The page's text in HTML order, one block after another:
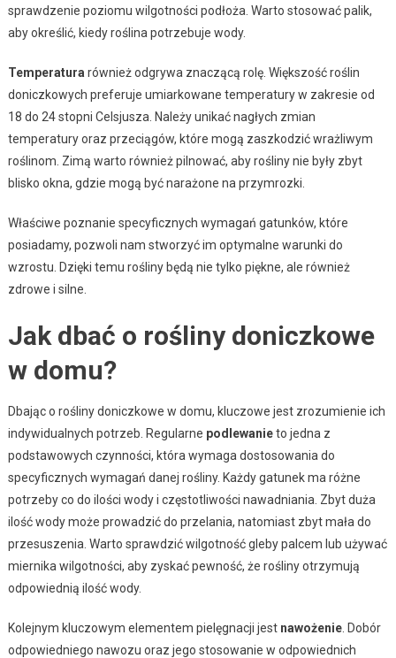
sprawdzenie poziomu wilgotności podłoża. Warto stosować palik,
aby określić, kiedy roślina potrzebuje wody.
Temperatura również odgrywa znaczącą rolę. Większość roślin
doniczkowych preferuje umiarkowane temperatury w zakresie od
18 do 24 stopni Celsjusza. Należy unikać nagłych zmian
temperatury oraz przeciągów, które mogą zaszkodzić wrażliwym
roślinom. Zimą warto również pilnować, aby rośliny nie były zbyt
blisko okna, gdzie mogą być narażone na przymrozki.
Właściwe poznanie specyficznych wymagań gatunków, które
posiadamy, pozwoli nam stworzyć im optymalne warunki do
wzrostu. Dzięki temu rośliny będą nie tylko piękne, ale również
zdrowe i silne.
Jak dbać o rośliny doniczkowe
w domu?
Dbając o rośliny doniczkowe w domu, kluczowe jest zrozumienie ich
indywidualnych potrzeb. Regularne podlewanieto jedna z
podstawowych czynności, która wymaga dostosowania do
specyficznych wymagań danej rośliny. Każdy gatunek ma różne
potrzeby co do ilości wody i częstotliwości nawadniania. Zbyt duża
ilość wody może prowadzić do przelania, natomiast zbyt mała do
przesuszenia. Warto sprawdzić wilgotność gleby palcem lub używać
miernika wilgotności, aby zyskać pewność, że rośliny otrzymują
odpowiednią ilość wody.
Kolejnym kluczowym elementem pielęgnacji jest nawożenie. Dobór
odpowiedniego nawozu oraz jego stosowanie w odpowiednich